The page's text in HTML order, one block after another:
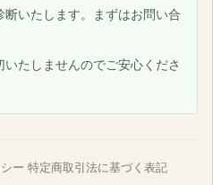
いたします。まずはお問い合
いたしませんのでご安心くださ
ー 特定商取引法に基づく表記